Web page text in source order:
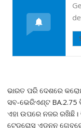
ଭାରତ ପରି ଦେଶରେ
ସବ-ଭେରିଏଣ୍ଟ BA.2.75
ଏହା ଉପରେ ନଜର ରଖିଛି।
ଟେଡ୍ରୋସ ଏଡନନ